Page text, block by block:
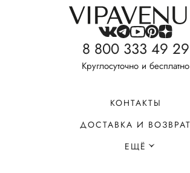
8 800 333 49 29
Круглосуточно и бесплатно
КОНТАКТЫ
ДОСТАВКА И ВОЗВРАТ
ЕЩЁ